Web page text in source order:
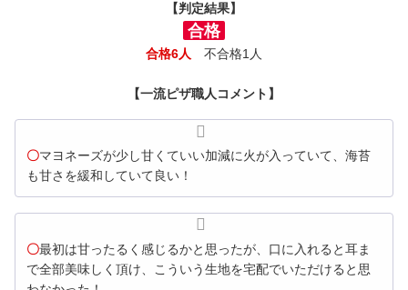
【判定結果】
合格
合格6人 不合格1人
【一流ピザ職人コメント】
〇マヨネーズが少し甘くていい加減に火が入っていて、海苔
も甘さを緩和していて良い！
〇最初は甘ったるく感じるかと思ったが、口に入れると耳ま
で全部美味しく頂け、こういう生地を宅配でいただけると思